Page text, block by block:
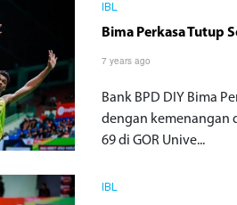
IBL
Bima Perkasa Tutup
7 years ago
Bank BPD DIY Bima
dengan kemenangan
69 di GOR Unive...
IBL